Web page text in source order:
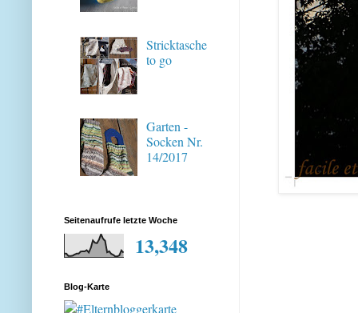
Stricktasche
to go
Garten -
Socken Nr.
14/2017
Seitenaufrufe letzte Woche
13,348
Blog-Karte